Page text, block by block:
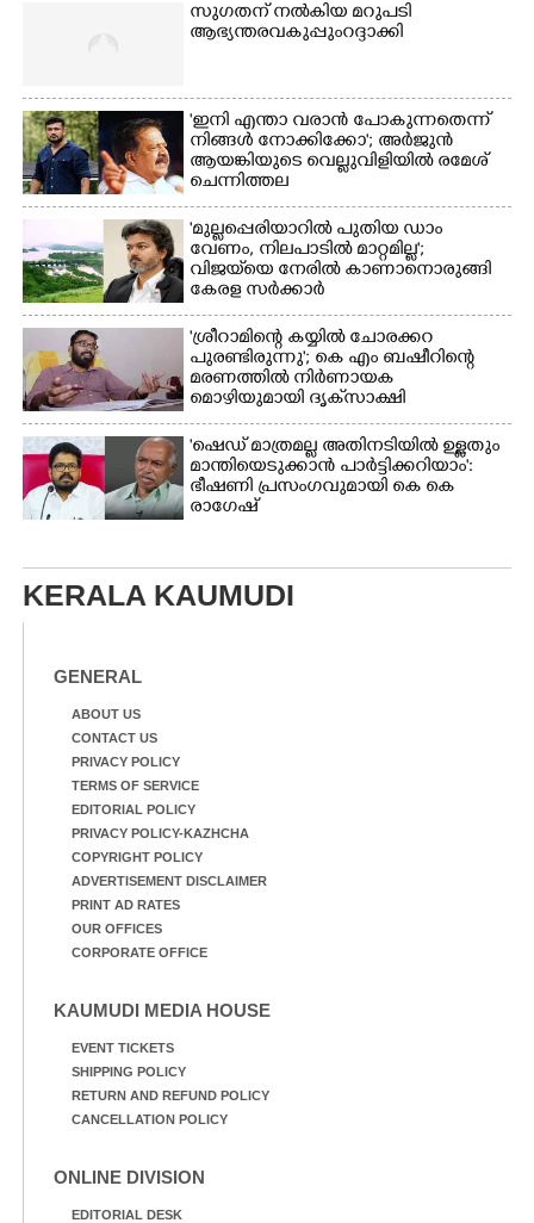
സുഗതന് നൽകിയ മറുപടി
ആഭ്യന്തരവകുപ്പും റദ്ദാക്കി
'ഇനി എന്താ വരാൻ പോകുന്നതെന്ന്
നിങ്ങൾ നോക്കിക്കോ'; അർജുൻ
ആയങ്കിയുടെ വെല്ലുവിളിയിൽ രമേശ്
ചെന്നിത്തല
'മുല്ലപ്പെരിയാറിൽ പുതിയ ഡാം
വേണം, നിലപാടിൽ മാറ്റമില്ല';
വിജയ്‌യെ നേരിൽ കാണാനൊരുങ്ങി
കേരള സർക്കാർ
'ശ്രീറാമിന്റെ കയ്യിൽ ചോരക്കറ
പുരണ്ടിരുന്നു'; കെ എം ബഷീറിന്റെ
മരണത്തിൽ നിർണായക
മൊഴിയുമായി ദൃക്‌സാക്ഷി
'ഷെഡ് മാത്രമല്ല അതിനടിയിൽ ഉള്ളതും
മാന്തിയെടുക്കാൻ പാർട്ടിക്കറിയാം':
ഭീഷണി പ്രസംഗവുമായി കെ കെ
രാഗേഷ്
KERALA KAUMUDI
GENERAL
ABOUT US
CONTACT US
PRIVACY POLICY
TERMS OF SERVICE
EDITORIAL POLICY
PRIVACY POLICY-KAZHCHA
COPYRIGHT POLICY
ADVERTISEMENT DISCLAIMER
PRINT AD RATES
OUR OFFICES
CORPORATE OFFICE
KAUMUDI MEDIA HOUSE
EVENT TICKETS
SHIPPING POLICY
RETURN AND REFUND POLICY
CANCELLATION POLICY
ONLINE DIVISION
EDITORIAL DESK